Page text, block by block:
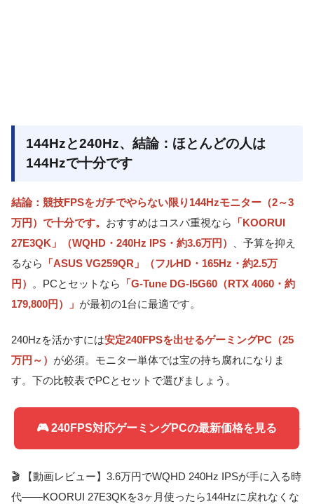
144Hzと240Hz、結論：ほとんどの人は
144Hzで十分です
結論：競技FPSをガチでやらない限り144Hzモニター（2～3
万円）で十分です。 おすすめはコスパ重視なら
「KOORUI
27E3QK」（WQHD・240Hz IPS・約3.6万円）
、予算を抑え
るなら
「ASUS VG259QR」（フルHD・165Hz・約2.5万
円）
。PCとセットなら
「G-Tune DG-I5G60（RTX 4060・約
179,800円）」 が最初の1台に最適です。
240Hzを活かすには安定240FPSを出せるゲーミングPC（25
万円～） が必須。モニター単体では宝の持ち腐れになりま
す。下の比較表でPCとセットで選びましょう。
🎮 240FPS対応ゲーミングPCの最新価格を見る
🎬 【動画レビュー】3.6万円でWQHD 240Hz IPSが手に入る時
代――KOORUI 27E3QKを3ヶ月使ったら144Hzに戻れなくな